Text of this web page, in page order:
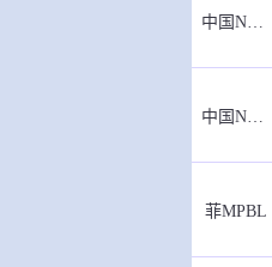
中国NBL U19
中国NBL U19
菲MPBL